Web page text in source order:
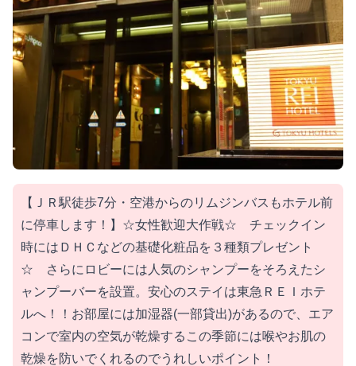
【ＪＲ駅徒歩7分・空港からのリムジンバスもホテル前
に停車します！】☆女性歓迎大作戦☆ チェックイン
時にはＤＨＣなどの基礎化粧品を３種類プレゼント
☆ さらにロビーには人気のシャンプーをそろえたシ
ャンプーバーを設置。安心のステイは東急ＲＥＩホテ
ルへ！！お部屋には加湿器(一部貸出)があるので、エア
コンで室内の空気が乾燥するこの季節には喉やお肌の
乾燥を防いでくれるのでうれしいポイント！